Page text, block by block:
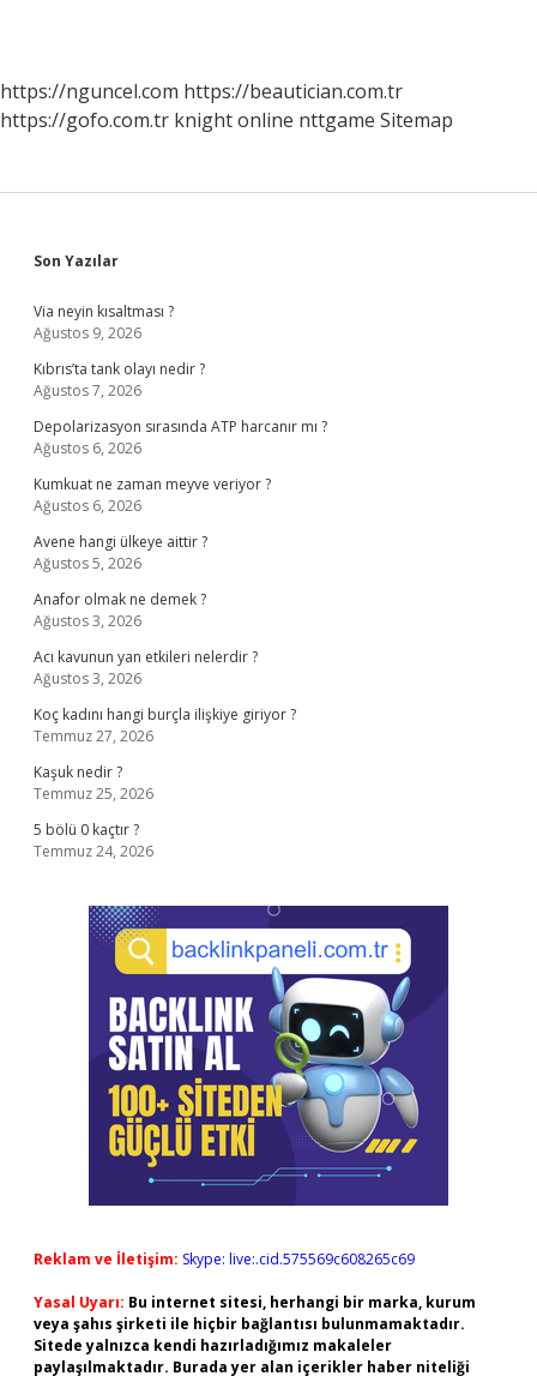
https://nguncel.com https://beautician.com.tr
https://gofo.com.tr knight online nttgame Sitemap
Sidebar
Son Yazılar
Via neyin kısaltması ?
Ağustos 9, 2026
Kıbrıs’ta tank olayı nedir ?
Ağustos 7, 2026
Depolarizasyon sırasında ATP harcanır mı ?
Ağustos 6, 2026
Kumkuat ne zaman meyve veriyor ?
Ağustos 6, 2026
Avene hangi ülkeye aittir ?
Ağustos 5, 2026
Anafor olmak ne demek ?
Ağustos 3, 2026
Acı kavunun yan etkileri nelerdir ?
Ağustos 3, 2026
Koç kadını hangi burçla ilişkiye giriyor ?
Temmuz 27, 2026
Kaşuk nedir ?
Temmuz 25, 2026
5 bölü 0 kaçtır ?
Temmuz 24, 2026
Reklam ve İletişim: Skype: live:.cid.575569c608265c69
Yasal Uyarı: Bu internet sitesi, herhangi bir marka, kurum
veya şahıs şirketi ile hiçbir bağlantısı bulunmamaktadır.
Sitede yalnızca kendi hazırladığımız makaleler
paylaşılmaktadır. Burada yer alan içerikler haber niteliği